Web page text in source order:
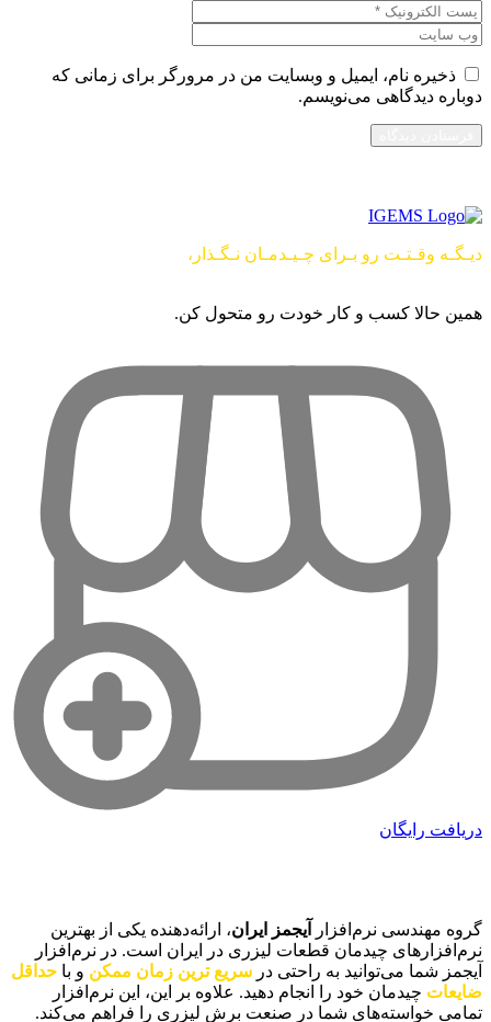
ذخیره نام، ایمیل و وبسایت من در مرورگر برای زمانی که
دوباره دیدگاهی می‌نویسم.
دیـگـه وقـتـت رو بـرای چـیـدمـان نـگـذار،
همین حالا کسب و کار خودت رو متحول کن.
دریافت رایگان
گروه مهندسی نرم‌افزار آیجمز ایران، ارائه‌دهنده یکی از بهترین
نرم‌افزارهای چیدمان قطعات لیزری در ایران است. در نرم‌افزار
آیجمز شما می‌توانید به راحتی در سریع ترین زمان ممکن و با حداقل
ضایعات چیدمان خود را انجام دهید. علاوه بر این، این نرم‌افزار
تمامی خواسته‌های شما در صنعت برش لیزری را فراهم می‌کند.